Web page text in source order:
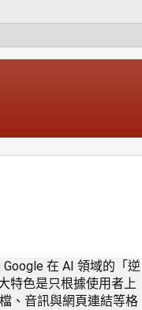
在 AI 領域的「逆
特色是只根據使用者上
、音訊與網頁連結等格